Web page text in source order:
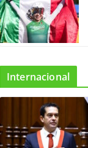
Internacional